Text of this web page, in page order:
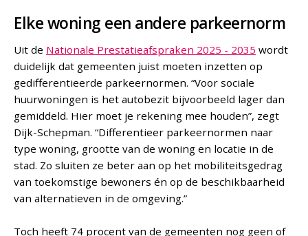
Elke woning een andere parkeernorm
Uit de Nationale Prestatieafspraken 2025 - 2035 wordt
duidelijk dat gemeenten juist moeten inzetten op
gedifferentieerde parkeernormen. “Voor sociale
huurwoningen is het autobezit bijvoorbeeld lager dan
gemiddeld. Hier moet je rekening mee houden”, zegt
Dijk-Schepman. “Differentieer parkeernormen naar
type woning, grootte van de woning en locatie in de
stad. Zo sluiten ze beter aan op het mobiliteitsgedrag
van toekomstige bewoners én op de beschikbaarheid
van alternatieven in de omgeving.”
Toch heeft 74 procent van de gemeenten nog geen of